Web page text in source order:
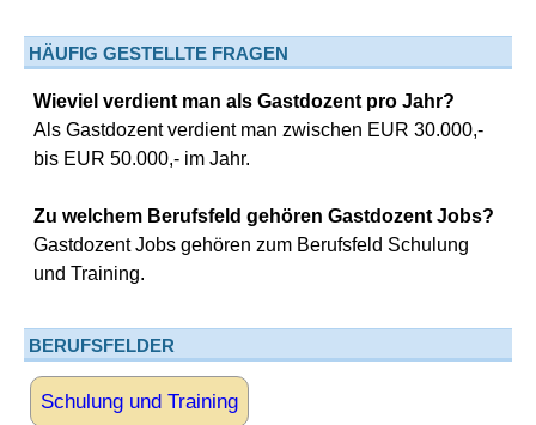
HÄUFIG GESTELLTE FRAGEN
Wieviel verdient man als Gastdozent pro Jahr?
Als Gastdozent verdient man zwischen EUR 30.000,-
bis EUR 50.000,- im Jahr.
Zu welchem Berufsfeld gehören Gastdozent Jobs?
Gastdozent Jobs gehören zum Berufsfeld Schulung
und Training.
BERUFSFELDER
Schulung und Training